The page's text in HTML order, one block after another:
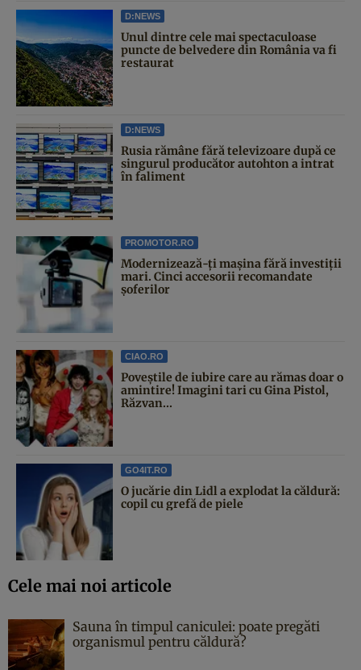
D:NEWS
Unul dintre cele mai spectaculoase
puncte de belvedere din România va fi
restaurat
D:NEWS
Rusia rămâne fără televizoare după ce
singurul producător autohton a intrat
în faliment
PROMOTOR.RO
Modernizează-ți mașina fără investiții
mari. Cinci accesorii recomandate
șoferilor
CIAO.RO
Poveştile de iubire care au rămas doar o
amintire! Imagini tari cu Gina Pistol,
Răzvan...
GO4IT.RO
O jucărie din Lidl a explodat la căldură:
copil cu grefă de piele
Cele mai noi articole
Sauna în timpul caniculei: poate pregăti
organismul pentru căldură?